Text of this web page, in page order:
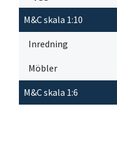
M&C skala 1:10
Inredning
Möbler
M&C skala 1:6